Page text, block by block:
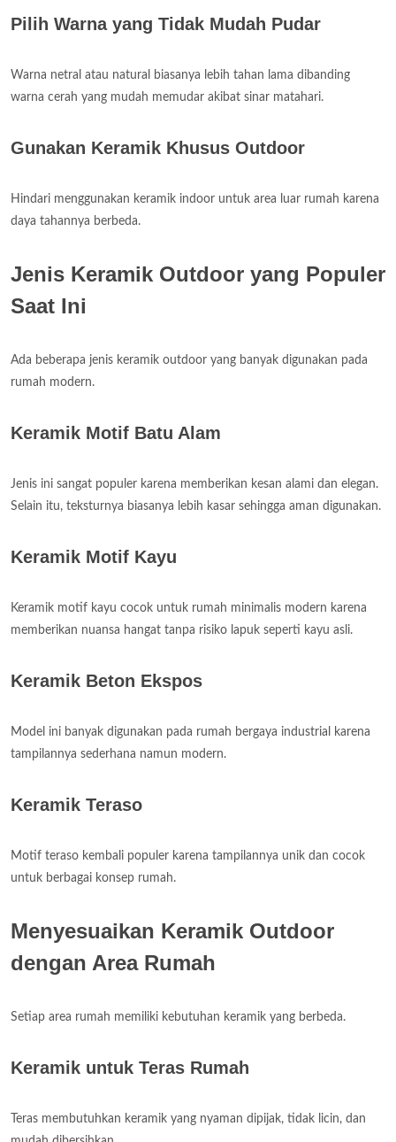
Pilih Warna yang Tidak Mudah Pudar
Warna netral atau natural biasanya lebih tahan lama dibanding
warna cerah yang mudah memudar akibat sinar matahari.
Gunakan Keramik Khusus Outdoor
Hindari menggunakan keramik indoor untuk area luar rumah karena
daya tahannya berbeda.
Jenis Keramik Outdoor yang Populer
Saat Ini
Ada beberapa jenis keramik outdoor yang banyak digunakan pada
rumah modern.
Keramik Motif Batu Alam
Jenis ini sangat populer karena memberikan kesan alami dan elegan.
Selain itu, teksturnya biasanya lebih kasar sehingga aman digunakan.
Keramik Motif Kayu
Keramik motif kayu cocok untuk rumah minimalis modern karena
memberikan nuansa hangat tanpa risiko lapuk seperti kayu asli.
Keramik Beton Ekspos
Model ini banyak digunakan pada rumah bergaya industrial karena
tampilannya sederhana namun modern.
Keramik Teraso
Motif teraso kembali populer karena tampilannya unik dan cocok
untuk berbagai konsep rumah.
Menyesuaikan Keramik Outdoor
dengan Area Rumah
Setiap area rumah memiliki kebutuhan keramik yang berbeda.
Keramik untuk Teras Rumah
Teras membutuhkan keramik yang nyaman dipijak, tidak licin, dan